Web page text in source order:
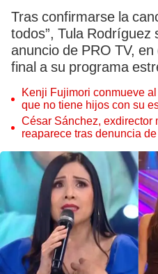
Tras confirmarse la
todos”, Tula Rodríguez
anuncio de PRO TV,
final a su programa
Kenji Fujimori conmueve
que no tiene hijos con su
proceso judicial"
César Sánchez, exdirector
reaparece tras denuncia